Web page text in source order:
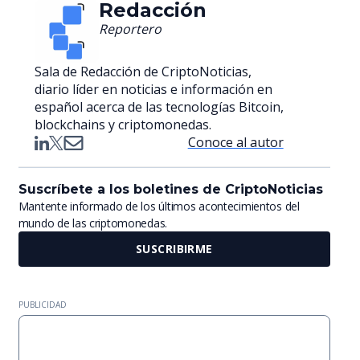
Redacción
Reportero
Sala de Redacción de CriptoNoticias,
diario líder en noticias e información en
español acerca de las tecnologías Bitcoin,
blockchains y criptomonedas.
Conoce al autor
Suscríbete a los boletines de CriptoNoticias
Mantente informado de los últimos acontecimientos del
mundo de las criptomonedas.
SUSCRIBIRME
PUBLICIDAD